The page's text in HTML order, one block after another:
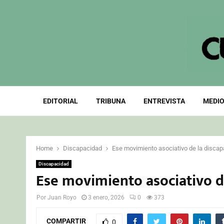
EDITORIAL TRIBUNA ENTREVISTA
Home Discapacidad Ese movimiento asociativo de la
Discapacidad
Ese movimiento asociativo
Por Juan Royo 3 enero, 2026 0 373
COMPARTIR 0